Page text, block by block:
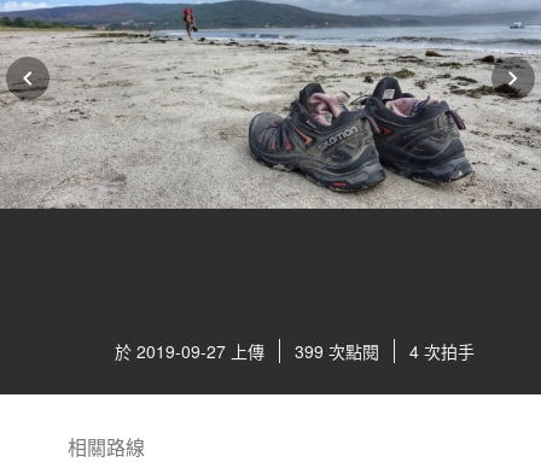
於 2019-09-27 上傳 399 次點閱 4 次拍手
相關路線